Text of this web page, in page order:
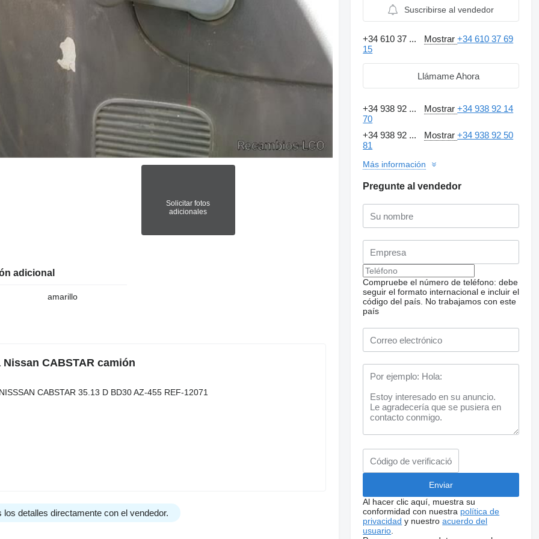
Solicitar fotos
adicionales
adicional
amarillo
CABSTAR camión
CABSTAR 35.13 D BD30 AZ-455 REF-12071
detalles directamente con el vendedor.
Suscribirse al vendedor
+34 610 37 ... Mostrar+34 610 37 69
15
Llámame Ahora
+34 938 92 ... Mostrar+34 938 92 14
70
+34 938 92 ...
Mostrar+34 938 92 50
81
Más información
Pregunte al vendedor
Compruebe el número de teléfono: debe
seguir el formato internacional e incluir el
código del país. No trabajamos con este
país
Al hacer clic aquí, muestra su
conformidad con nuestra política de
privacidad y nuestroacuerdo del
usuario